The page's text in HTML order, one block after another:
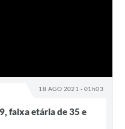
18 AGO 2021 - 01h03
faixa etária de 35 e